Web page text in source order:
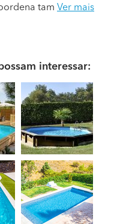
tam Ver mais
interessar: